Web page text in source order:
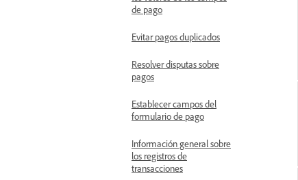
de pago
Evitar pagos duplicados
Resolver disputas sobre
pagos
Establecer campos del
formulario de pago
Información general sobre
los registros de
transacciones